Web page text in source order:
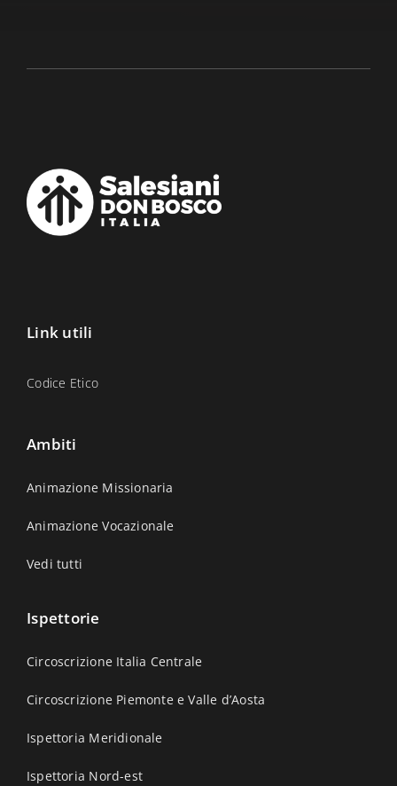
Link utili
Codice Etico
Ambiti
Animazione Missionaria
Animazione Vocazionale
Vedi tutti
Ispettorie
Circoscrizione Italia Centrale
Circoscrizione Piemonte e Valle d’Aosta
Ispettoria Meridionale
Ispettoria Nord-est